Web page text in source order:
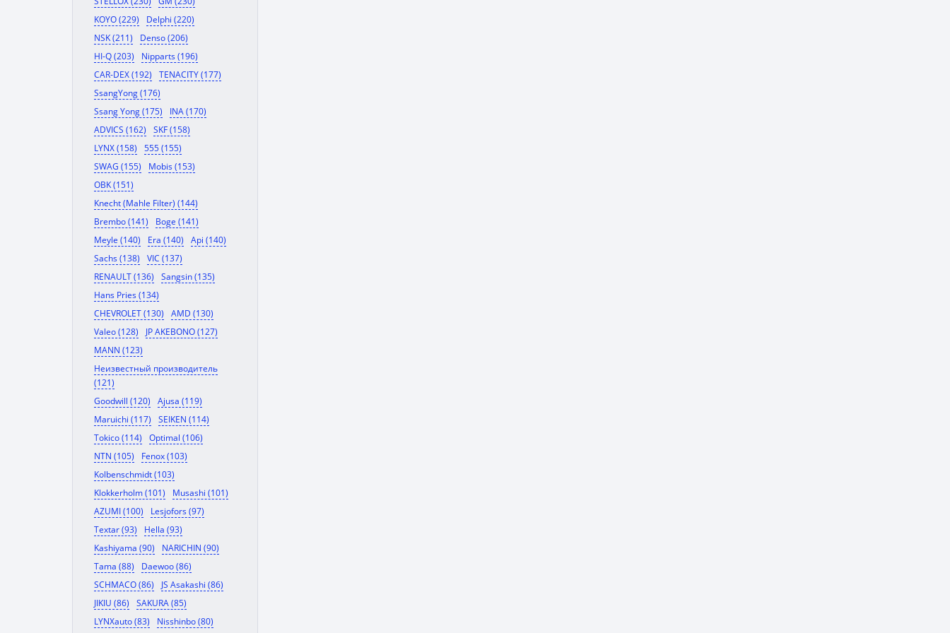
KOYO (229)
Delphi (220)
NSK (211)
Denso (206)
HI-Q (203)
Nipparts (196)
CAR-DEX (192)
TENACITY (177)
SsangYong (176)
Ssang Yong (175)
INA (170)
ADVICS (162)
SKF (158)
LYNX (158)
555 (155)
SWAG (155)
Mobis (153)
OBK (151)
Knecht (Mahle Filter) (144)
Brembo (141)
Boge (141)
Meyle (140)
Era (140)
Api (140)
Sachs (138)
VIC (137)
RENAULT (136)
Sangsin (135)
Hans Pries (134)
CHEVROLET (130)
AMD (130)
Valeo (128)
JP AKEBONO (127)
MANN (123)
Неизвестный производитель
(121)
Goodwill (120)
Ajusa (119)
Maruichi (117)
SEIKEN (114)
Tokico (114)
Optimal (106)
NTN (105)
Fenox (103)
Kolbenschmidt (103)
Klokkerholm (101)
Musashi (101)
AZUMI (100)
Lesjofors (97)
Textar (93)
Hella (93)
Kashiyama (90)
NARICHIN (90)
Tama (88)
Daewoo (86)
SCHMACO (86)
JS Asakashi (86)
JIKIU (86)
SAKURA (85)
LYNXauto (83)
Nisshinbo (80)